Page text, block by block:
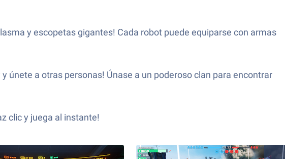
y escopetas gigantes! Cada robot puede equiparse con armas
únete a otras personas! Únase a un poderoso clan para encontrar
clic y juega al instante!